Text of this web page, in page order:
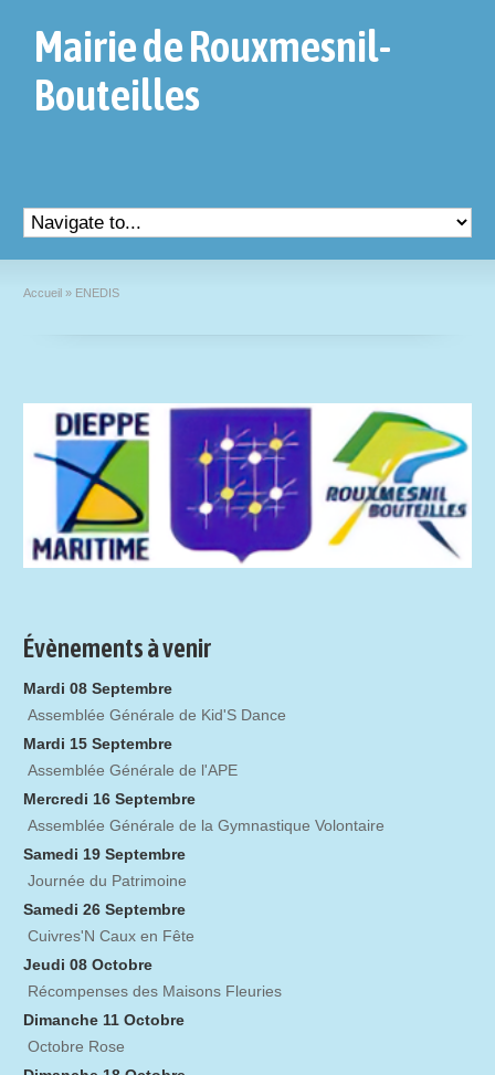
Mairie de Rouxmesnil-
Bouteilles
Accueil » ENEDIS
Évènements à venir
Mardi 08 Septembre
Assemblée Générale de Kid'S Dance
Mardi 15 Septembre
Assemblée Générale de l'APE
Mercredi 16 Septembre
Assemblée Générale de la Gymnastique Volontaire
Samedi 19 Septembre
Journée du Patrimoine
Samedi 26 Septembre
Cuivres'N Caux en Fête
Jeudi 08 Octobre
Récompenses des Maisons Fleuries
Dimanche 11 Octobre
Octobre Rose